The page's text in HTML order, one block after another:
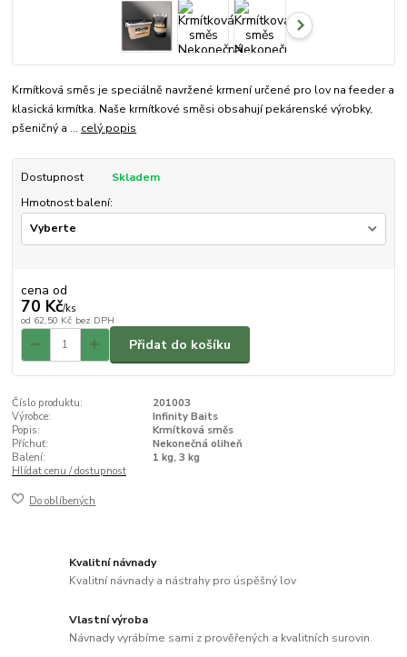
Krmítková směs je speciálně navržené krmení určené pro lov na feeder a
klasická krmítka. Naše krmítkové směsi obsahují pekárenské výrobky,
pšeničný a ... celý popis
Dostupnost
Skladem
Hmotnost balení:
cena od
70 Kč/ks
od 62,50 Kč bez DPH
Přidat do košíku
Číslo produktu:
201003
Výrobce:
Infinity Baits
Popis:
Krmítková směs
Příchuť:
Nekonečná oliheň
Balení:
1 kg, 3 kg
Hlídat cenu / dostupnost
Do oblíbených
Kvalitní návnady
Kvalitní návnady a nástrahy pro úspěšný lov
Vlastní výroba
Návnady vyrábíme sami z prověřených a kvalitních surovin.